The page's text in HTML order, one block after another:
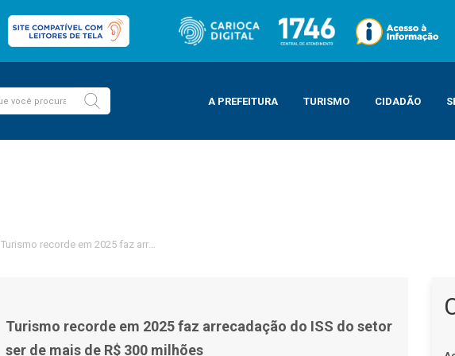
A PREFEITURA TURISMO CIDADÃO
Turismo recorde em 2025 faz arrecadação do ISS do setor ser de mais de R$ 300 milhões
Turismo recorde em 2025 faz arrecadação do ISS do setor
ser de mais de R$ 300 milhões